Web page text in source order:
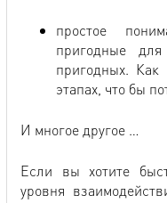
простое
пригодные
пригодных.
этапах, что бы
И многое другое …
Если вы хотите
уровня